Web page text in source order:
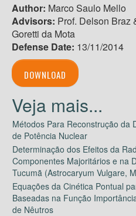
Author: Marco Saulo Mello
Advisors: Prof. Delson Braz
Goretti da Mota
Defense Date: 13/11/2014
DOWNLOAD
Métodos Para Reconstrução da
de Potência Nuclear
Determinação dos Efeitos da
Componentes Majoritários e na
Tucumã (Astrocaryum Vulgare,
Equações da Cinética Pontual
Baseadas na Função
de Nêutros